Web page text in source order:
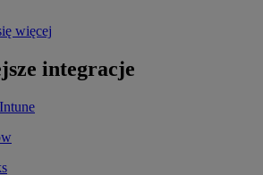
więcej
integracje